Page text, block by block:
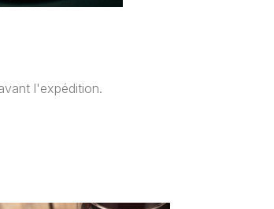
l'expédition.